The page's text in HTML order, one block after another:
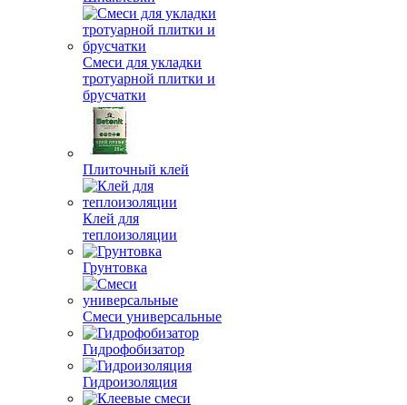
Смеси для укладки
тротуарной плитки и
брусчатки
Плиточный клей
Клей для
теплоизоляции
Грунтовка
Смеси универсальные
Гидрофобизатор
Гидроизоляция